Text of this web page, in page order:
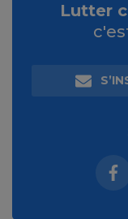
Lutter